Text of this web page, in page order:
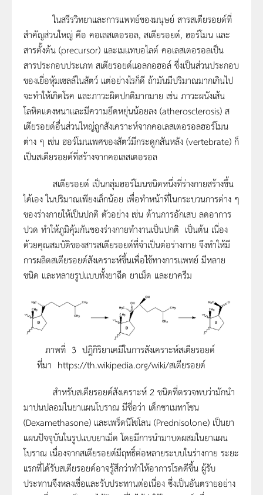
ในสรีรวิทยาและการแพทย์ของมนุษย์ สารสเตียรอยด์ที่
สำคัญส่วนใหญ่ คือ คอเลสเตอรอล, สเตียรอยด์, ฮอร์โมน และ
สารตั้งต้น (precursor) และเมแทบอไลต์ คอเลสเตอรอลเป็น
สารประกอบประเภท สเตียรอยด์แอลกอฮอล์ ซึ่งเป็นส่วนประกอบ
ของเยื่อหุ้มเซลล์ในสัตว์ แต่อย่างไรก็ดี ถ้ามันมีปริมาณมากเกินไป
จะทำให้เกิดโรค และภาวะผิดปกติมากมาย เช่น ภาวะผนังเส้น
โลหิตแดงหนาและมีความยึดหยุ่นน้อยลง (atherosclerosis) ส
เตียรอยด์อื่นส่วนใหญ่ถูกสังเคราะห์จากคอเลสเตอรอลฮอร์โมน
ต่าง ๆ เช่น ฮอร์โมนเพศของสัตว์มีกระดูกสันหลัง (vertebrate) ก็
เป็นสเตียรอยด์ที่สร้างจากคอเลสเตอรอล
สเตียรอยด์ เป็นกลุ่มฮอร์โมนชนิดหนึ่งที่ร่างกายสร้างขึ้น
ได้เอง ในปริมาณเพียงเล็กน้อย เพื่อทำหน้าที่ในกระบวนการต่าง ๆ
ของร่างกายให้เป็นปกติ ตัวอย่าง เช่น ต้านการอักเสบ ลดอาการ
ปวด ทำให้ภูมิคุ้มกันของร่างกายทำงานเป็นปกติ เป็นต้น เนื่อง
ด้วยคุณสมบัติของสารสเตียรอยด์ที่จำเป็นต่อร่างกาย จึงทำให้มี
การผลิตสเตียรอยด์สังเคราะห์ขึ้นเพื่อใช้ทางการแพทย์ มีหลาย
ชนิด และหลายรูปแบบทั้งยาฉีด ยาเม็ด และยาครีม
ภาพที่ 3 ปฎิกิริยาเคมีในการสังเคราะห์สเตียรอยด์
ที่มา https://th.wikipedia.org/wiki/สเตียรอยด์
สำหรับสเตียรอยด์สังเคราะห์ 2 ชนิดที่ตรวจพบว่ามักนำ
มาปนปลอมในยาแผนโบราณ มีชื่อว่า เด็กซาเมทาโซน
(Dexamethasone) และเพร็ดนิโซโลน (Prednisolone) เป็นยา
แผนปัจจุบันในรูปแบบยาเม็ด โดยมีการนำมาบดผสมในยาแผน
โบราณ เนื่องจากสเตียรอยด์มีฤทธิ์ต่อหลายระบบในร่างกาย ระยะ
แรกที่ได้รับสเตียรอยด์อาจรู้สึกว่าทำให้อาการโรคดีขึ้น ผู้รับ
ประทานจึงหลงเชื่อและรับประทานต่อเนื่อง ซึ่งเป็นอันตรายอย่าง